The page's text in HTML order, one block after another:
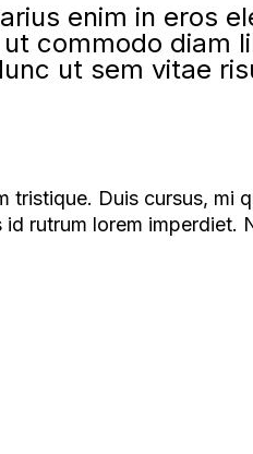
enim in eros
commodo diam
ut sem vitae
tristique. Duis cursus, mi
rutrum lorem imperdiet.